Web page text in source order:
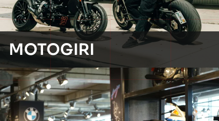
MOTOGIRI